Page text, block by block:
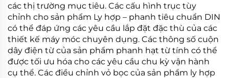
các thị trường mục tiêu. Các cấu hình trục tùy
chỉnh cho sản phẩm Ly hợp – phanh tiêu chuẩn DIN
có thể đáp ứng các yêu cầu lắp đặt đặc thù của các
thiết kế máy móc chuyên dụng. Các thông số cuộn
dây điện từ của sản phẩm phanh hạt từ tính có thể
được tối ưu hóa cho các yêu cầu chu kỳ vận hành
cụ thể. Các điều chỉnh vỏ bọc của sản phẩm ly hợp